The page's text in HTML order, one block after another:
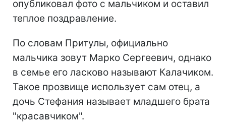
опубликовал фото с мальчиком и оставил
теплое поздравление.
По словам Притулы, официально
мальчика зовут Марко Сергеевич, однако
в семье его ласково называют Калачиком.
Такое прозвище использует сам отец, а
дочь Стефания называет младшего брата
"красавчиком".